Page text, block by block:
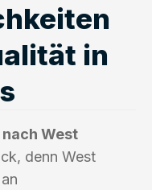
in
West
denn West